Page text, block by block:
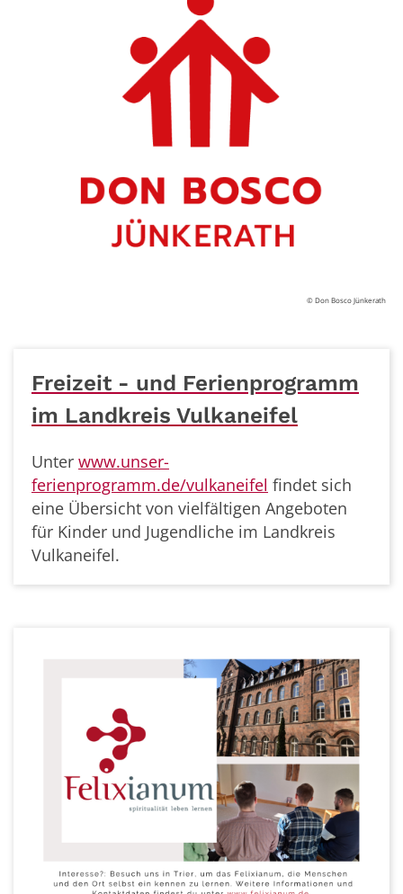
© Don Bosco Jünkerath
Freizeit - und Ferienprogramm
im Landkreis Vulkaneifel
Unter www.unser-
ferienprogramm.de/vulkaneifel findet sich
eine Übersicht von vielfältigen Angeboten
für Kinder und Jugendliche im Landkreis
Vulkaneifel.